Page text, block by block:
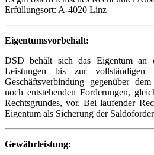
Erfüllungsort: A-4020 Linz
Eigentumsvorbehalt:
DSD behält sich das Eigentum an
Leistungen bis zur
Geschäftsverbindung gegenüber
noch entstehenden Forderungen,
Rechtsgrundes, vor. Bei laufender
Eigentum als Sicherung der
Gewährleistung: